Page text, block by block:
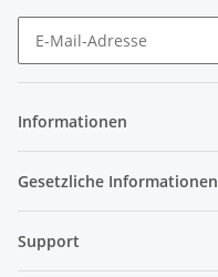
Informationen
Gesetzliche Informationen
Support